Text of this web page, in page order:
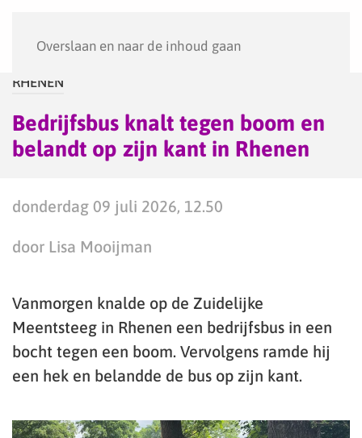
Overslaan en naar de inhoud gaan
RHENEN
Bedrijfsbus knalt tegen boom en
belandt op zijn kant in Rhenen
donderdag 09 juli 2026, 12.50
door Lisa Mooijman
Vanmorgen knalde op de Zuidelijke
Meentsteeg in Rhenen een bedrijfsbus in een
bocht tegen een boom. Vervolgens ramde hij
een hek en belandde de bus op zijn kant.